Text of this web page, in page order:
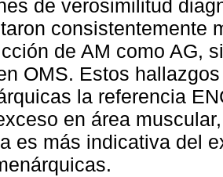
de verosimilitud
consistentemente
de AM como AG,
OMS. Estos
la referencia
en área
es más indicativa del